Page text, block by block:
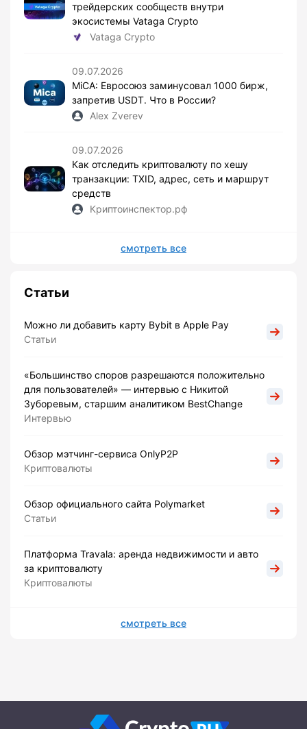
трейдерских сообществ внутри
экосистемы Vataga Crypto
Vataga Crypto
09.07.2026
MiCA: Евросоюз заминусовал 1000 бирж,
запретив USDT. Что в России?
Alex Zverev
09.07.2026
Как отследить криптовалюту по хешу
транзакции: TXID, адрес, сеть и маршрут
средств
Криптоинспектор.рф
смотреть все
Статьи
Можно ли добавить карту Bybit в Apple Pay
Статьи
«Большинство споров разрешаются положительно
для пользователей» — интервью с Никитой
Зуборевым, старшим аналитиком BestChange
Интервью
Обзор мэтчинг-сервиса OnlyP2P
Криптовалюты
Обзор официального сайта Polymarket
Статьи
Платформа Travala: аренда недвижимости и авто
за криптовалюту
Криптовалюты
смотреть все